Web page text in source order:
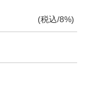
(税込/8%)